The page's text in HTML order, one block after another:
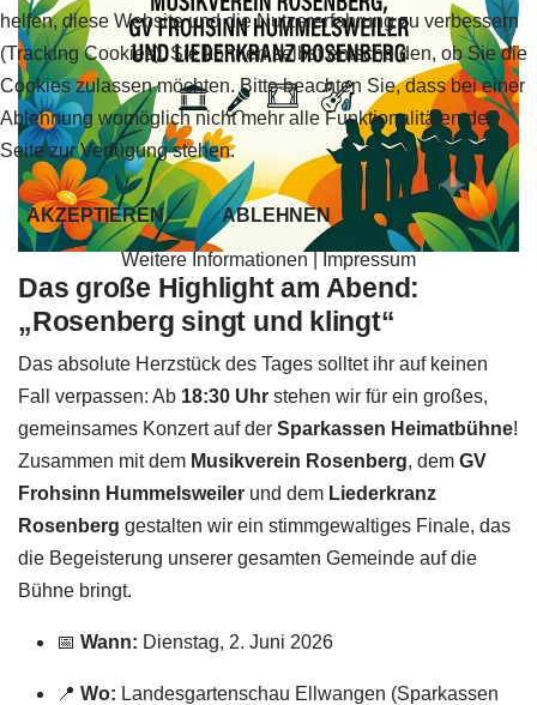
Das große Highlight am Abend:
„Rosenberg singt und klingt“
Das absolute Herzstück des Tages solltet ihr auf keinen
Fall verpassen: Ab 18:30 Uhr stehen wir für ein großes,
gemeinsames Konzert auf der Sparkassen Heimatbühne!
Zusammen mit dem Musikverein Rosenberg, dem GV
Frohsinn Hummelsweiler und dem Liederkranz
Rosenberg gestalten wir ein stimmgewaltiges Finale, das
die Begeisterung unserer gesamten Gemeinde auf die
Bühne bringt.
📅 Wann: Dienstag, 2. Juni 2026
📍 Wo: Landesgartenschau Ellwangen (Sparkassen
helfen, diese Website und die Nutzererfahrung zu verbessern
(Tracking Cookies). Sie können selbst entscheiden, ob Sie die
Cookies zulassen möchten. Bitte beachten Sie, dass bei einer
Ablehnung womöglich nicht mehr alle Funktionalitäten der
Seite zur Verfügung stehen.
AKZEPTIEREN ABLEHNEN
Weitere Informationen Impressum